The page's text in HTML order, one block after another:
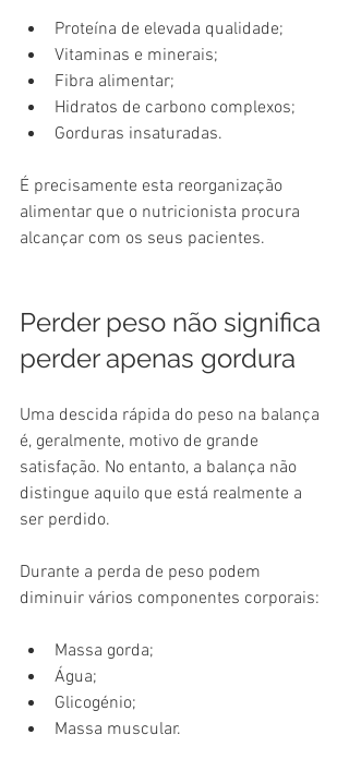
Proteína de elevada qualidade;
Vitaminas e minerais;
Fibra alimentar;
Hidratos de carbono complexos;
Gorduras insaturadas.
É precisamente esta reorganização
alimentar que o nutricionista procura
alcançar com os seus pacientes.
Perder peso não significa
perder apenas gordura
Uma descida rápida do peso na balança
é, geralmente, motivo de grande
satisfação. No entanto, a balança não
distingue aquilo que está realmente a
ser perdido.
Durante a perda de peso podem
diminuir vários componentes corporais:
Massa gorda;
Água;
Glicogénio;
Massa muscular.